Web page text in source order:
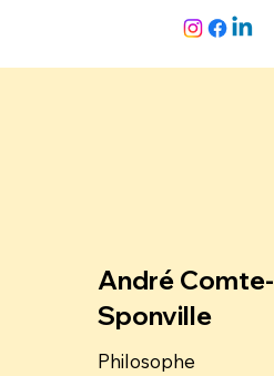
André Comte-
Sponville
Philosophe